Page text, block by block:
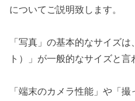
についてご説明致します。
「写真」の基本的なサイズ
ト）」が一般的なサイズと言
「端末のカメラ性能」や「